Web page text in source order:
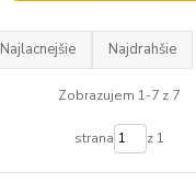
Najlacnejšie Najdrahšie
Zobrazujem 1-7 z 7
strana z 1